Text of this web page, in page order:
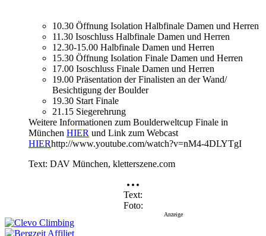
10.30 Öffnung Isolation Halbfinale Damen und Herren
11.30 Isoschluss Halbfinale Damen und Herren
12.30-15.00 Halbfinale Damen und Herren
15.30 Öffnung Isolation Finale Damen und Herren
17.00 Isoschluss Finale Damen und Herren
19.00 Präsentation der Finalisten an der Wand/
Besichtigung der Boulder
19.30 Start Finale
21.15 Siegerehrung
Weitere Informationen zum Boulderweltcup Finale in
München HIER und Link zum Webcast
HIERhttp://www.youtube.com/watch?v=nM4-4DLYTgI
Text: DAV München, kletterszene.com
Text
Foto
Anzeige